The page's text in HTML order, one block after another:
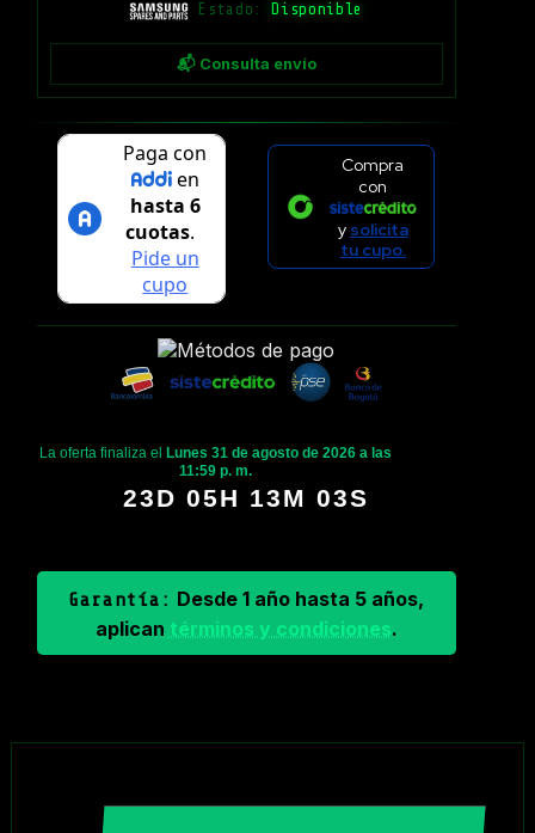
Estado: Disponible
📬 Consulta envío
Compra
con
y solicita
tu cupo.
La oferta finaliza el
Lunes 31 de agosto de 2026 a las
11:59 p. m.
23D 05H 13M 02S
Garantía: Desde 1 año hasta 5 años,
aplican términos y condiciones.